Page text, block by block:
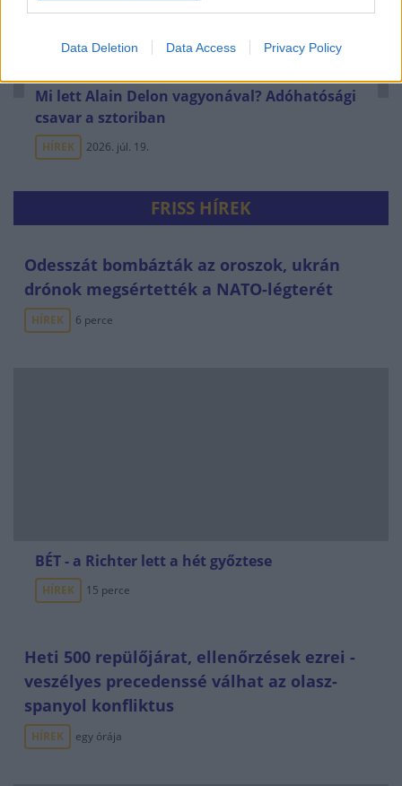
Data Deletion Data Access Privacy Policy
Mi lett Alain Delon vagyonával? Adóhatósági
csavar a sztoriban
HÍREK 2026. júl. 19.
FRISS HÍREK
Odesszát bombázták az oroszok, ukrán
drónok megsértették a NATO-légterét
HÍREK 6 perce
BÉT - a Richter lett a hét győztese
HÍREK 15 perce
Heti 500 repülőjárat, ellenőrzések ezrei -
veszélyes precedenssé válhat az olasz-
spanyol konfliktus
HÍREK egy órája